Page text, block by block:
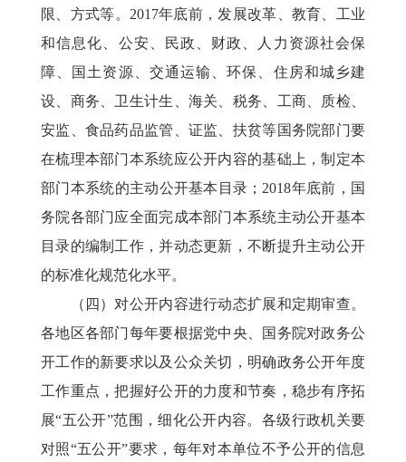
限、方式等。2017年底前，发展改革、教育、工业
和信息化、公安、民政、财政、人力资源社会保
障、国土资源、交通运输、环保、住房和城乡建
设、商务、卫生计生、海关、税务、工商、质检、
安监、食品药品监管、证监、扶贫等国务院部门要
在梳理本部门本系统应公开内容的基础上，制定本
部门本系统的主动公开基本目录；2018年底前，国
务院各部门应全面完成本部门本系统主动公开基本
目录的编制工作，并动态更新，不断提升主动公开
的标准化规范化水平。
（四）对公开内容进行动态扩展和定期审查。
各地区各部门每年要根据党中央、国务院对政务公
开工作的新要求以及公众关切，明确政务公开年度
工作重点，把握好公开的力度和节奏，稳步有序拓
展“五公开”范围，细化公开内容。各级行政机关要
对照“五公开”要求，每年对本单位不予公开的信息